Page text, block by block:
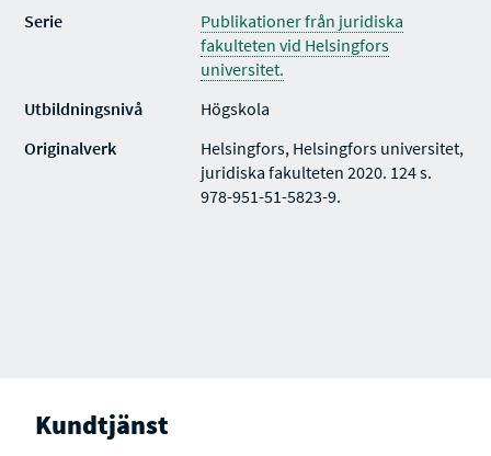
Serie
Publikationer från juridiska
fakulteten vid Helsingfors
universitet.
Utbildningsnivå
Högskola
Originalverk
Helsingfors, Helsingfors universitet,
juridiska fakulteten 2020. 124 s.
978-951-51-5823-9.
Kundtjänst